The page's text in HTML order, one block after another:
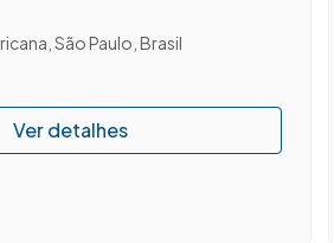
São Paulo Brasil